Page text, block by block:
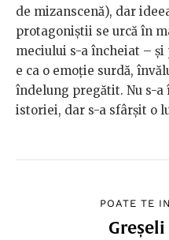
de mizanscenă), dar
protagoniștii se urcă în
meciului s-a încheiat –
e ca o emoție surdă,
îndelung pregătit. Nu s-
istoriei, dar s-a sfârșit o
POATE TE